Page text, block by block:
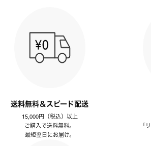
送料無料＆スピード配送
15,000円（税込）以上
ご購入で送料無料。
最短翌日にお届け。
「